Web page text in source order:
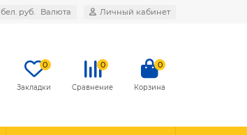
бел. руб. Валюта Личный кабинет
0
Закладки
0
Сравнение
0
Корзина